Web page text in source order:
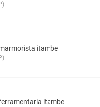
itambe
itambe